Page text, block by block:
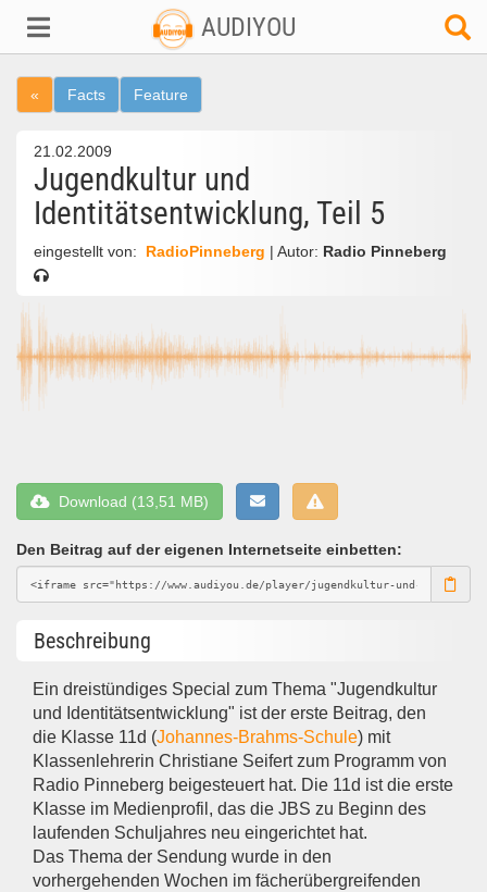
AUDIYOU
« Facts Feature
21.02.2009
Jugendkultur und
Identitätsentwicklung, Teil 5
eingestellt von: RadioPinneberg | Autor: Radio Pinneberg
Download (13,51 MB)
Den Beitrag auf der eigenen Internetseite einbetten:
Beschreibung
Ein dreistündiges Special zum Thema "Jugendkultur
und Identitätsentwicklung" ist der erste Beitrag, den
die Klasse 11d (Johannes-Brahms-Schule) mit
Klassenlehrerin Christiane Seifert zum Programm von
Radio Pinneberg beigesteuert hat. Die 11d ist die erste
Klasse im Medienprofil, das die JBS zu Beginn des
laufenden Schuljahres neu eingerichtet hat.
Das Thema der Sendung wurde in den
vorhergehenden Wochen im fächerübergreifenden